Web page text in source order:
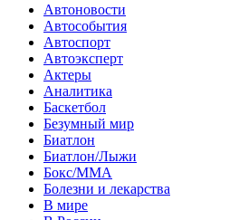
Автоновости
Автособытия
Автоспорт
Автоэксперт
Актеры
Аналитика
Баскетбол
Безумный мир
Биатлон
Биатлон/Лыжи
Бокс/MMA
Болезни и лекарства
В мире